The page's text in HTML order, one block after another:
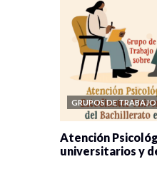
GRUPOS DE TRABAJO
Atención
universitarios y